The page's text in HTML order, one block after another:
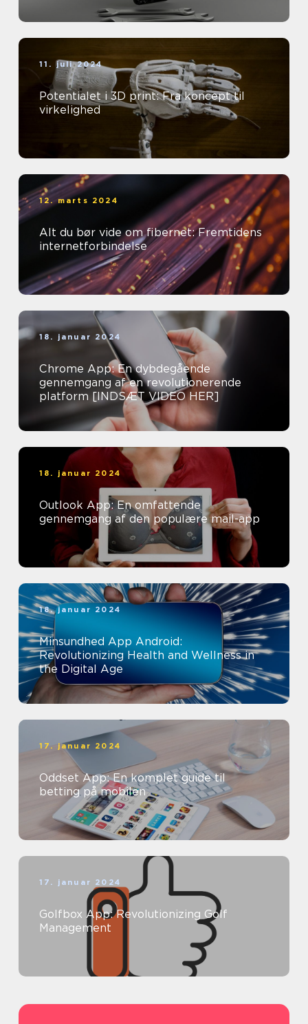
11. juli 2024
Potentialet i 3D print: Fra koncept til
virkelighed
12. marts 2024
Alt du bør vide om fibernet: Fremtidens
internetforbindelse
18. januar 2024
Chrome App: En dybdegående
gennemgang af en revolutionerende
platform [INDSÆT VIDEO HER]
18. januar 2024
Outlook App: En omfattende
gennemgang af den populære mail-app
18. januar 2024
Minsundhed App Android:
Revolutionizing Health and Wellness in
the Digital Age
17. januar 2024
Oddset App: En komplet guide til
betting på mobilen
17. januar 2024
Golfbox App: Revolutionizing Golf
Management